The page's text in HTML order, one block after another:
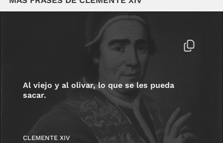
Al viejo y al olivar, lo que se les pueda
sacar.
CLEMENTE XIV